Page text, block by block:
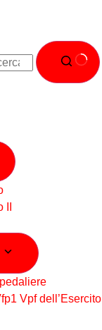
Vpf dell’Esercito